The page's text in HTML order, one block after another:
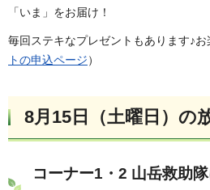
「いま」をお届け！
毎回ステキなプレゼントもあります♪お
トの申込ページ）
8月15日（土曜日）の
コーナー1・2 山岳救助